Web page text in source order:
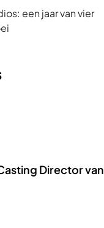
een jaar van vier
Director van